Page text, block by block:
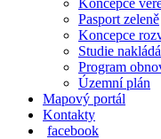
Pasport zeleně
Koncepce
Studie
Program
Územní plán
Mapový portál
Kontakty
facebook